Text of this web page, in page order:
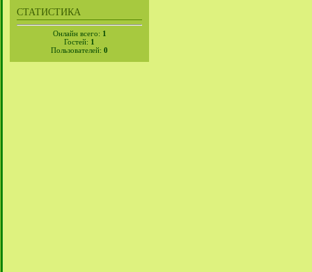
СТАТИСТИКА
Онлайн всего: 1
Гостей: 1
Пользователей: 0